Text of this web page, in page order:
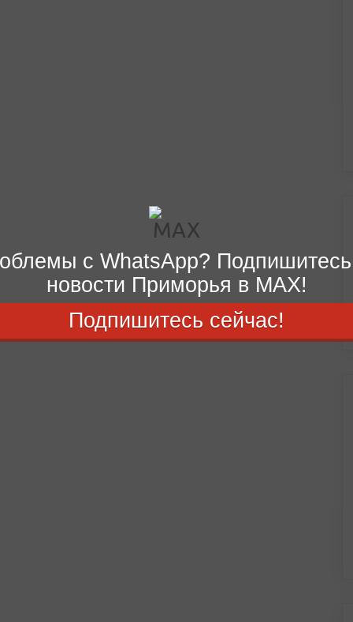
с WhatsApp?
новости Приморья в MAX!
Подпишитесь сейчас!